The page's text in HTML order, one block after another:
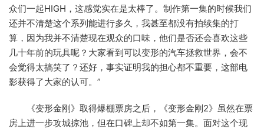
众们一起HIGH，这感觉实在是太棒了。制作第一集的时候我们
还并不清楚这个系列能进行多久，我甚至都没有拍续集的打
算，因为我并不清楚现在观众的口味，他们是否还会喜欢这些
几十年前的玩具呢？大家看到可以变形的汽车拯救世界，会不
会觉得太搞笑了？还好，事实证明我的担心都不重要，这部电
影获得了大家的认可。”
《变形金刚》取得爆棚票房之后，《变形金刚2》虽然在票
房上进一步攻城掠池，但在口碑上却不如第一集。面对这个现